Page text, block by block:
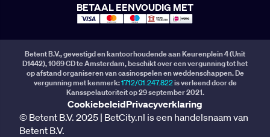
BETAAL EENVOUDIG MET
Betent B.V., gevestigd en kantoorhoudende aan Keurenplein 4 (Unit
D1442), 1069 CD te Amsterdam, beschikt over een vergunning tot het
op afstand organiseren van casinospelen en weddenschappen. De
vergunning met kenmerk:1712/01.247.822is verleend door de
Kansspelautoriteit op 29 september 2021.
CookiebeleidPrivacyverklaring
© Betent B.V. 2025 | BetCity.nl is een handelsnaam van
Betent B.V.